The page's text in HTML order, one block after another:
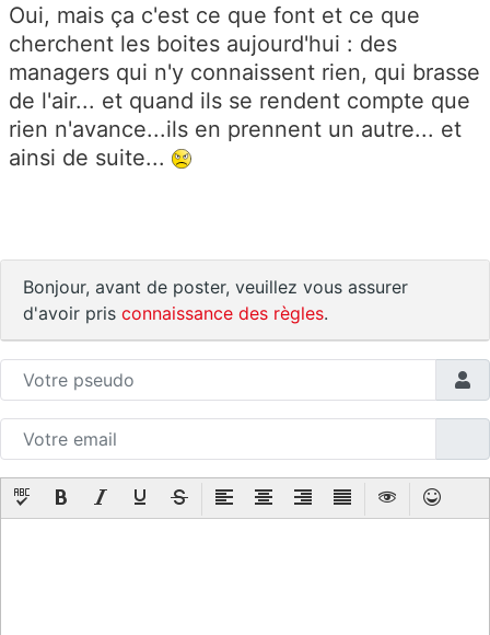
Oui, mais ça c'est ce que font et ce que
cherchent les boites aujourd'hui : des
managers qui n'y connaissent rien, qui brasse
de l'air... et quand ils se rendent compte que
rien n'avance...ils en prennent un autre... et
ainsi de suite...
Bonjour, avant de poster, veuillez vous assurer
d'avoir pris connaissance des règles.